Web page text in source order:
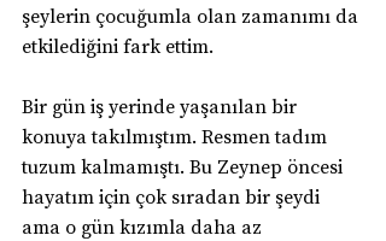
şeylerin çocuğumla olan zamanımı da
etkilediğini fark ettim.
Bir gün iş yerinde yaşanılan bir
konuya takılmıştım. Resmen tadım
tuzum kalmamıştı. Bu Zeynep öncesi
hayatım için çok sıradan bir şeydi
ama o gün kızımla daha az